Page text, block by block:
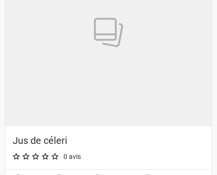
Jus de céleri
A star rating of 0 out of 5.
0 avis